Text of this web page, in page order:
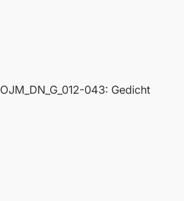
OJM_DN_G_012-043: Gedicht